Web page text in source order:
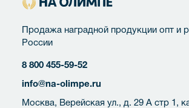
Продажа наградной продукции опт и
России
8 800 455-59-52
info@na-olimpe.ru
Москва, Верейская ул., д. 29 А стр 1,